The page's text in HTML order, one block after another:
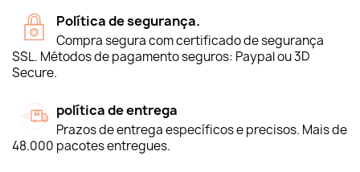
Política de segurança.
Compra segura com certificado de segurança
SSL. Métodos de pagamento seguros: Paypal ou 3D
Secure.
política de entrega
Prazos de entrega específicos e precisos. Mais de
48.000 pacotes entregues.